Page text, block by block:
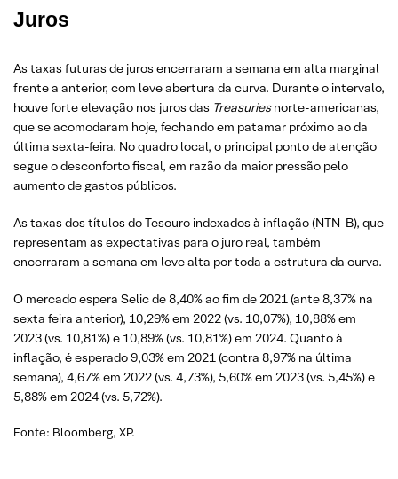
Juros
As taxas futuras de juros encerraram a semana em alta marginal
frente a anterior, com leve abertura da curva. Durante o intervalo,
houve forte elevação nos juros das Treasuriesnorte-americanas,
que se acomodaram hoje, fechando em patamar próximo ao da
última sexta-feira. No quadro local, o principal ponto de atenção
segue o desconforto fiscal, em razão da maior pressão pelo
aumento de gastos públicos.
As taxas dos títulos do Tesouro indexados à inflação (NTN-B), que
representam as expectativas para o juro real, também
encerraram a semana em leve alta por toda a estrutura da curva.
O mercado espera Selic de 8,40% ao fim de 2021 (ante 8,37% na
sexta feira anterior), 10,29% em 2022 (vs. 10,07%), 10,88% em
2023 (vs. 10,81%) e 10,89% (vs. 10,81%) em 2024. Quanto à
inflação, é esperado 9,03% em 2021 (contra 8,97% na última
semana), 4,67% em 2022 (vs. 4,73%), 5,60% em 2023 (vs. 5,45%) e
5,88% em 2024 (vs. 5,72%).
Fonte: Bloomberg, XP.